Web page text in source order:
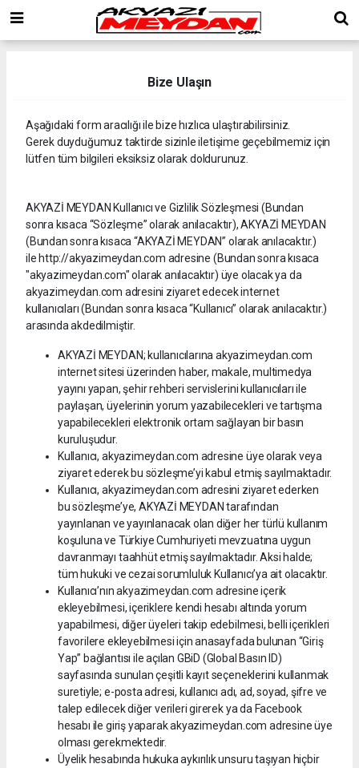
Bize Ulaşın
Aşağıdaki form aracılığı ile bize hızlıca ulaştırabilirsiniz.
Gerek duyduğumuz taktirde sizinle iletişime geçebilmemiz için
lütfen tüm bilgileri eksiksiz olarak doldurunuz.
AKYAZİ MEYDAN Kullanıcı ve Gizlilik Sözleşmesi (Bundan
sonra kısaca “Sözleşme” olarak anılacaktır), AKYAZİ MEYDAN
(Bundan sonra kısaca “AKYAZİ MEYDAN” olarak anılacaktır.)
ile http://akyazimeydan.com adresine (Bundan sonra kısaca
"akyazimeydan.com" olarak anılacaktır) üye olacak ya da
akyazimeydan.com adresini ziyaret edecek internet
kullanıcıları (Bundan sonra kısaca “Kullanıcı” olarak anılacaktır.)
arasında akdedilmiştir.
AKYAZİ MEYDAN; kullanıcılarına akyazimeydan.com
internet sitesi üzerinden haber, makale, multimedya
yayını yapan, şehir rehberi servislerini kullanıcıları ile
paylaşan, üyelerinin yorum yazabilecekleri ve tartışma
yapabilecekleri elektronik ortam sağlayan bir basın
kuruluşudur.
Kullanıcı, akyazimeydan.com adresine üye olarak veya
ziyaret ederek bu sözleşme’yi kabul etmiş sayılmaktadır.
Kullanıcı, akyazimeydan.com adresini ziyaret ederken
bu sözleşme’ye, AKYAZİ MEYDAN tarafından
yayınlanan ve yayınlanacak olan diğer her türlü kullanım
koşuluna ve Türkiye Cumhuriyeti mevzuatına uygun
davranmayı taahhüt etmiş sayılmaktadır. Aksi halde;
tüm hukuki ve cezai sorumluluk Kullanıcı’ya ait olacaktır.
Kullanıcı’nın akyazimeydan.com adresine içerik
ekleyebilmesi, içeriklere kendi hesabı altında yorum
yapabilmesi, diğer üyeleri takip edebilmesi, belli içerikleri
favorilere ekleyebilmesi için anasayfada bulunan “Giriş
Yap” bağlantısı ile açılan GBiD (Global Basın ID)
sayfasında sunulan çeşitli kayıt seçeneklerini kullanmak
suretiyle; e-posta adresi, kullanıcı adı, ad, soyad, şifre ve
talep edilecek diğer verileri girerek ya da Facebook
hesabı ile giriş yaparak akyazimeydan.com adresine üye
olması gerekmektedir.
Üyelik hesabında hukuka aykırılık unsuru taşıyan hiçbir